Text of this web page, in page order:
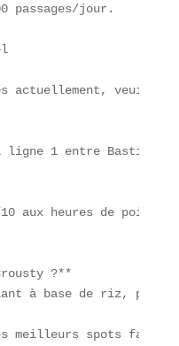
passages/jour.
actuellement,
ligne 1 entre
10 aux heures de
?**
à base de riz,
les meilleurs spots